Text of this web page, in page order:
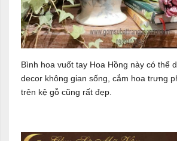
Bình hoa vuốt tay Hoa Hồng này có thể
decor không gian sống, cắm hoa trưng
trên kệ gỗ cũng rất đẹp.